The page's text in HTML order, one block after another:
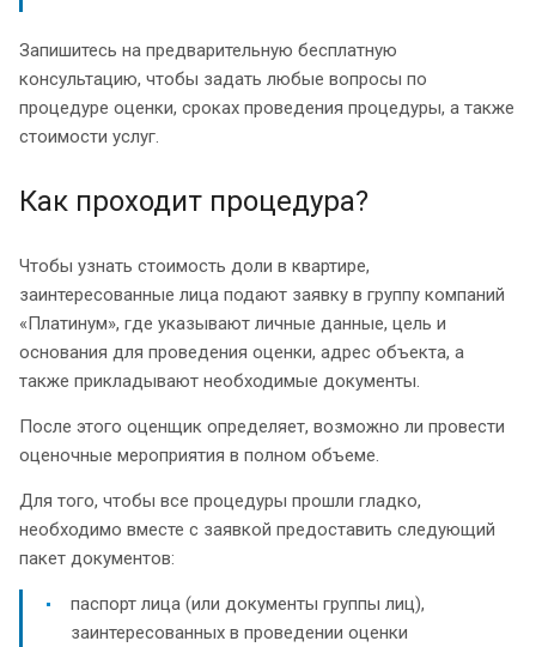
Запишитесь на предварительную бесплатную
консультацию, чтобы задать любые вопросы по
процедуре оценки, сроках проведения процедуры, а также
стоимости услуг.
Как проходит процедура?
Чтобы узнать стоимость доли в квартире,
заинтересованные лица подают заявку в группу компаний
«Платинум», где указывают личные данные, цель и
основания для проведения оценки, адрес объекта, а
также прикладывают необходимые документы.
После этого оценщик определяет, возможно ли провести
оценочные мероприятия в полном объеме.
Для того, чтобы все процедуры прошли гладко,
необходимо вместе с заявкой предоставить следующий
пакет документов:
паспорт лица (или документы группы лиц),
заинтересованных в проведении оценки